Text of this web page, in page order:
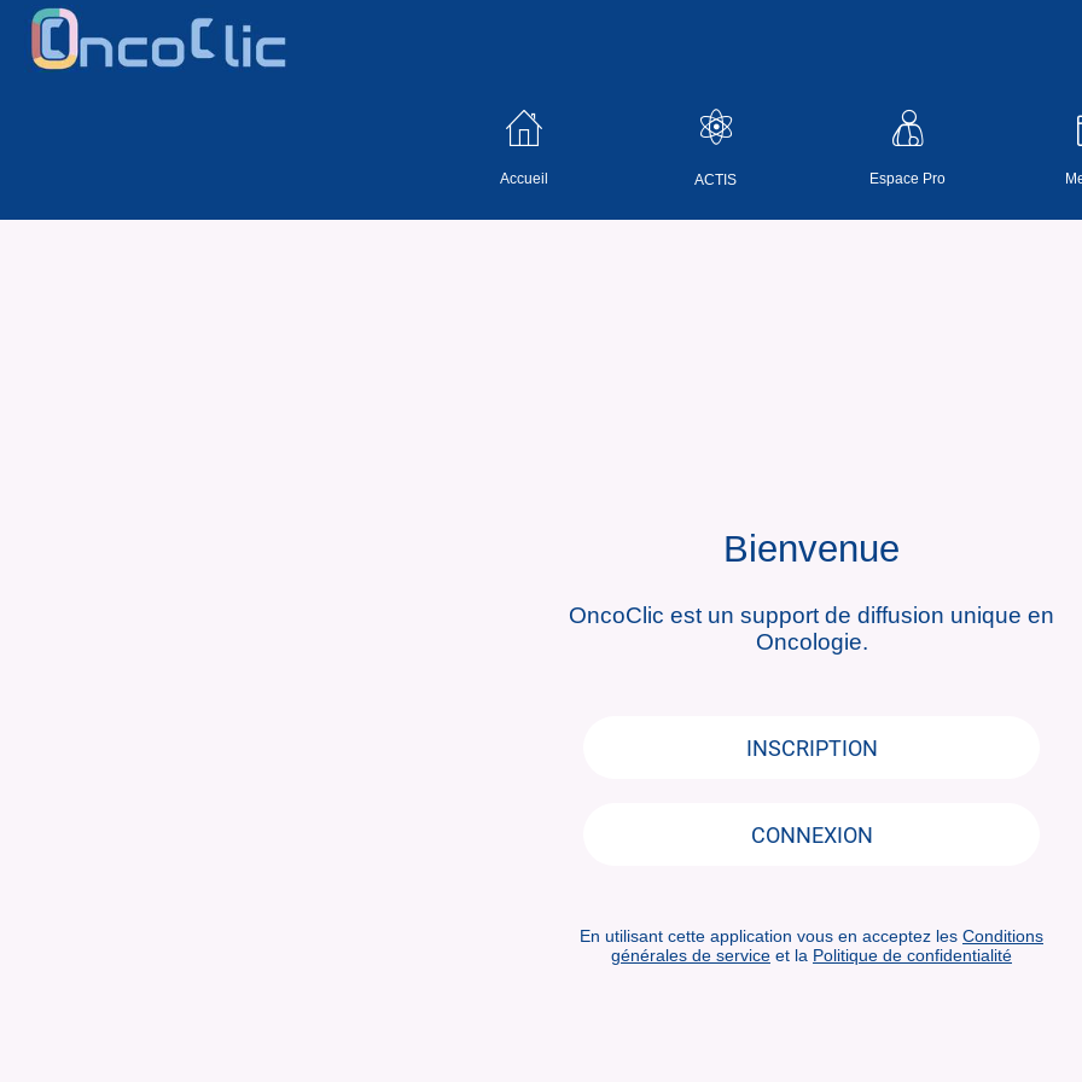
Accueil ACTIS Espace Pro
Bienvenue
OncoClic est un support de diffusion unique en
Oncologie.
INSCRIPTION
CONNEXION
En utilisant cette application vous en acceptez les Conditions
générales de service et la Politique de confidentialité